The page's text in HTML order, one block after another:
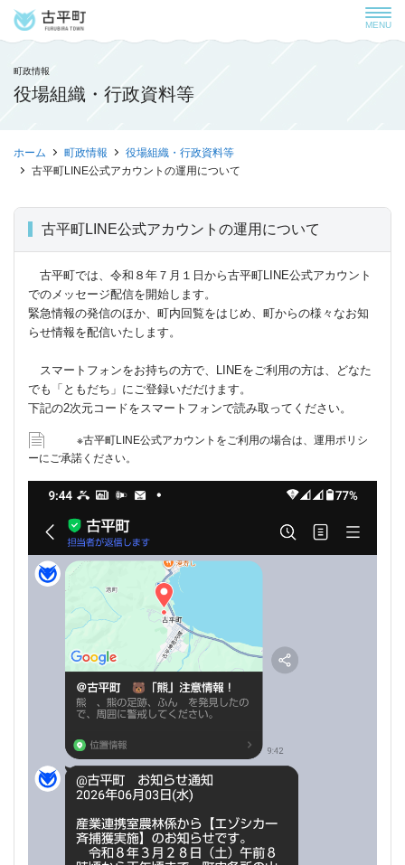
MENU
町政情報
役場組織・行政資料等
ホーム 町政情報
役場組織・行政資料等
古平町LINE公式アカウントの運用について
古平町LINE公式アカウントの運用について
古平町では、令和８年７月１日から古平町LINE公式アカウント
でのメッセージ配信を開始します。
緊急情報の発信のほか、町内回覧をはじめ、町からの様々なお知
らせ情報を配信いたします。
スマートフォンをお持ちの方で、LINEをご利用の方は、どなた
でも「ともだち」にご登録いだだけます。
下記の2次元コードをスマートフォンで読み取ってください。
※古平町LINE公式アカウントをご利用の場合は、運用ポリシ
ーにご承諾ください。